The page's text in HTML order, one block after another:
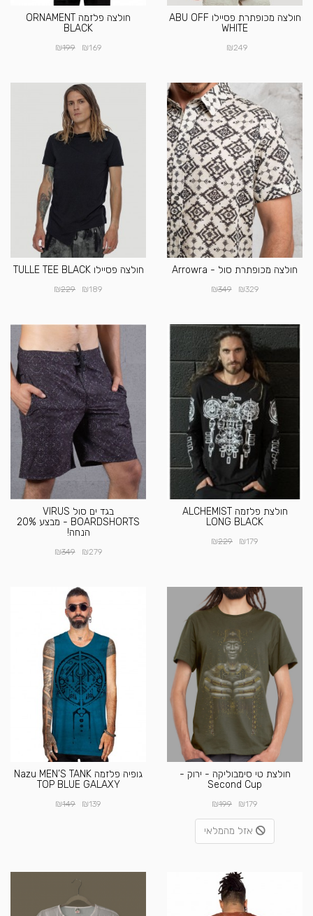
חולצה מכופתרת פסיילו ABU OFF
WHITE
₪249
חולצה פלזמה ORNAMENT
BLACK
₪169
₪199
חולצה מכופתרת סול - Arrowra
₪329
₪349
חולצה פסיילו TULLE TEE BLACK
₪189
₪229
חולצת פלזמה ALCHEMIST
LONG BLACK
₪179
₪229
בגד ים סול VIRUS
BOARDSHORTS - מבצע 20%
הנחה!
₪279
₪349
חולצת טי סימבוליקה - ירוק -
Second Cup
₪179
₪199
אזל מהמלאי
גופיה פלזמה Nazu MEN’S TANK
TOP BLUE GALAXY
₪139
₪149